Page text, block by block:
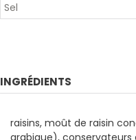
Sel
INGRÉDIENTS
raisins, moût de raisin
arabique),